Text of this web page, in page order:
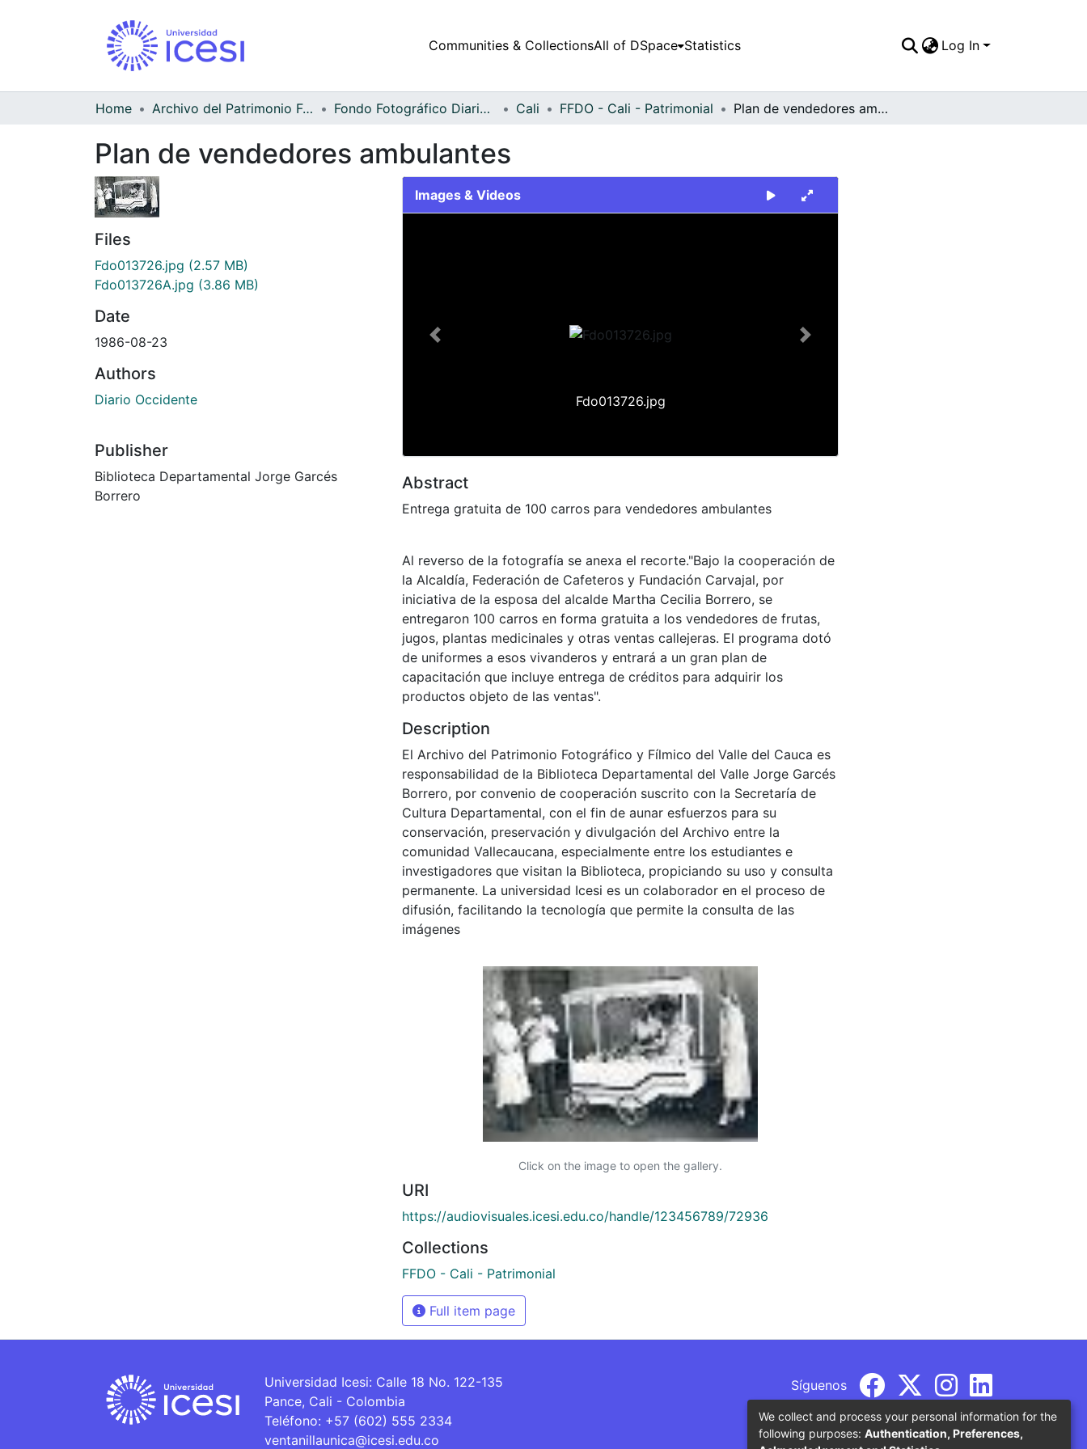
Communities & CollectionsAll of DSpace Statistics Log In
Home Archivo del Patrimonio Fotográfico y Fílmico del Valle del Cauca Fondo Fotográfico Diario Occidente Cali FFDO - Cali - Patrimonial Plan de vendedores ambulantes
Plan de vendedores ambulantes
Files
Fdo013726.jpg (2.57 MB)
Fdo013726A.jpg (3.86 MB)
Date
1986-08-23
Authors
Diario Occidente
Publisher
Biblioteca Departamental Jorge Garcés
Borrero
Images & Videos
Fdo013726.jpg
Previous Next
Abstract
Entrega gratuita de 100 carros para vendedores ambulantes
Al reverso de la fotografía se anexa el recorte."Bajo la cooperación de
la Alcaldía, Federación de Cafeteros y Fundación Carvajal, por
iniciativa de la esposa del alcalde Martha Cecilia Borrero, se
entregaron 100 carros en forma gratuita a los vendedores de frutas,
jugos, plantas medicinales y otras ventas callejeras. El programa dotó
de uniformes a esos vivanderos y entrará a un gran plan de
capacitación que incluye entrega de créditos para adquirir los
productos objeto de las ventas".
Description
El Archivo del Patrimonio Fotográfico y Fílmico del Valle del Cauca es
responsabilidad de la Biblioteca Departamental del Valle Jorge Garcés
Borrero, por convenio de cooperación suscrito con la Secretaría de
Cultura Departamental, con el fin de aunar esfuerzos para su
conservación, preservación y divulgación del Archivo entre la
comunidad Vallecaucana, especialmente entre los estudiantes e
investigadores que visitan la Biblioteca, propiciando su uso y consulta
permanente. La universidad Icesi es un colaborador en el proceso de
difusión, facilitando la tecnología que permite la consulta de las
imágenes
Click on the image to open the gallery.
URI
https://audiovisuales.icesi.edu.co/handle/123456789/72936
Collections
FFDO - Cali - Patrimonial
Full item page
Universidad Icesi: Calle 18 No. 122-135
Pance, Cali - Colombia
Teléfono: +57 (602) 555 2334
ventanillaunica@icesi.edu.co
Síguenos
We collect and process your personal information for the
following purposes: Authentication, Preferences,